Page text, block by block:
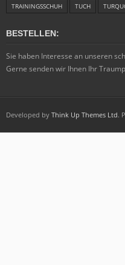
TRAININGSSCHUH
TUCH
BESTELLEN:
Sie haben Interesse an unseren
Gerne senden wir Ihnen Ihr
Developed by Think Up Themes Ltd.